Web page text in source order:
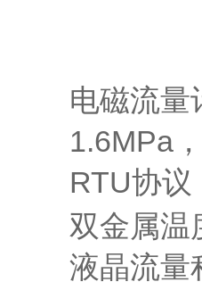
电磁流量
1.6MPa
RTU协
双金属
液晶流量